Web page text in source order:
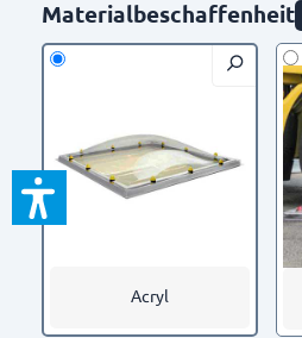
Materialbeschaffenheit
Acryl